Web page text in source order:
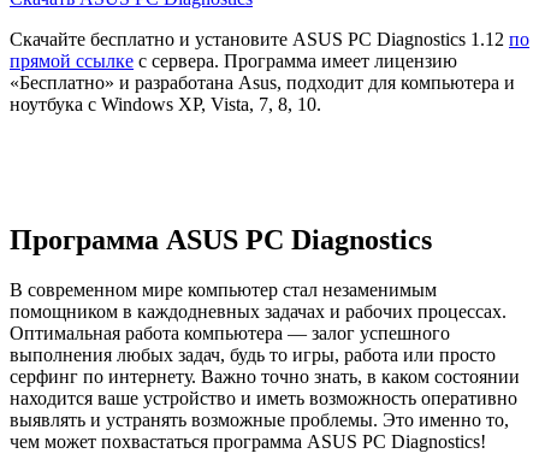
Скачайте бесплатно и установите ASUS PC Diagnostics 1.12 по
прямой ссылке с сервера. Программа имеет лицензию
«Бесплатно» и разработана Asus, подходит для компьютера и
ноутбука с Windows XP, Vista, 7, 8, 10.
Программа ASUS PC Diagnostics
В современном мире компьютер стал незаменимым
помощником в каждодневных задачах и рабочих процессах.
Оптимальная работа компьютера — залог успешного
выполнения любых задач, будь то игры, работа или просто
серфинг по интернету. Важно точно знать, в каком состоянии
находится ваше устройство и иметь возможность оперативно
выявлять и устранять возможные проблемы. Это именно то,
чем может похвастаться программа ASUS PC Diagnostics!